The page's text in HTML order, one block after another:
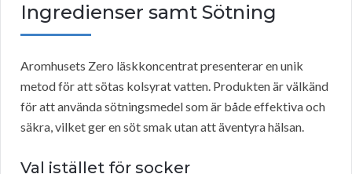
Ingredienser samt Sötning
Aromhusets Zero läskkoncentrat presenterar en unik
metod för att sötas kolsyrat vatten. Produkten är välkänd
för att använda sötningsmedel som är både effektiva och
säkra, vilket ger en söt smak utan att äventyra hälsan.
Val istället för socker